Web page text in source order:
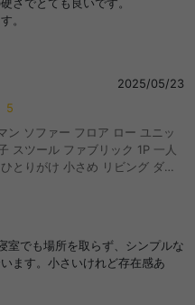
。
2025/05/23
5
ン ソファー フロア ロー ユニッ
スツール ファブリック 1P 一人
とりがけ 小さめ リビング ダイ
室でも場所を取らず、シンプルな
ます。小さいけれど存在感あ